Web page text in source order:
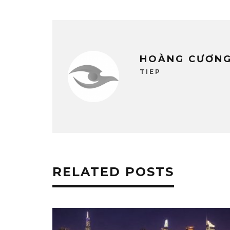
HOÀNG
TIEP
RELATED POSTS